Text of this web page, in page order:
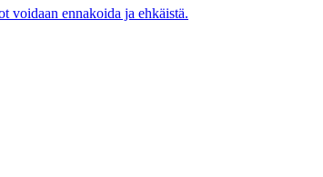
voidaan ennakoida ja ehkäistä.